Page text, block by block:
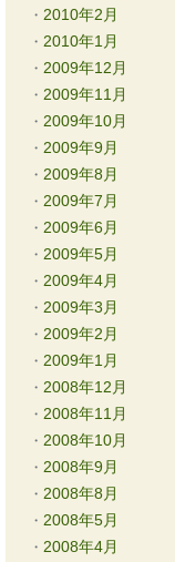
2010年2月
2010年1月
2009年12月
2009年11月
2009年10月
2009年9月
2009年8月
2009年7月
2009年6月
2009年5月
2009年4月
2009年3月
2009年2月
2009年1月
2008年12月
2008年11月
2008年10月
2008年9月
2008年8月
2008年5月
2008年4月